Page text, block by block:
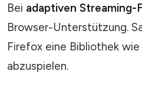
Bei adaptiven Streaming-
Browser-Unterstützung.
Firefox eine Bibliothek wie
abzuspielen.